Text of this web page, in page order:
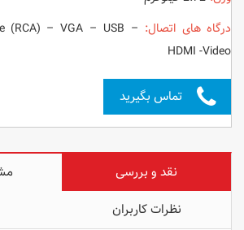
درگاه های اتصال: (RCA) – VGA – USB –
HDMI -Video
تماس بگیرید
نقد و بررسی
نظرات کاربران